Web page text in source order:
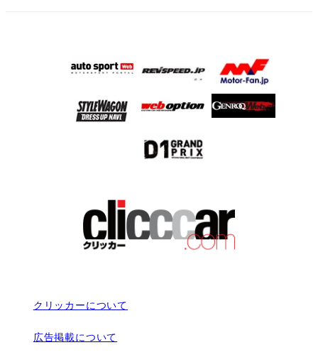
クリッカーについて
広告掲載について